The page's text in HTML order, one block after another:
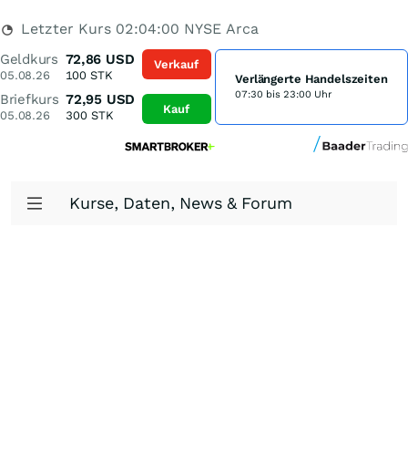
Letzter Kurs 02:04:00 NYSE Arca
Geldkurs
05.08.26
72,86 USD
100 STK
Briefkurs
05.08.26
72,95 USD
300STK
Verkauf
Kauf
Verlängerte Handelszeiten
07:30 bis 23:00 Uhr
Kurse, Daten, News & Forum